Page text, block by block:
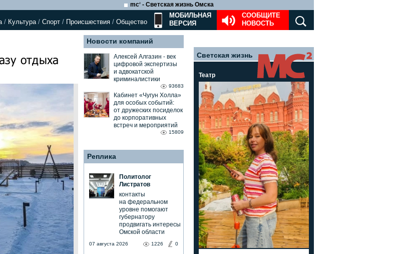
mc2 - Светская жизнь Омска
/ Культура/ Спорт / Происшествия / Общество
СООБЩИТЕ
НОВОСТЬ
МОБИЛЬНАЯ
ВЕРСИЯ
отдыха
Новости компаний
Алексей Алгазин ⁃ век
цифровой экспертизы
и адвокатской
криминалистики
93683
Кабинет «Чугун Холла»
для особых событий:
от дружеских посиделок
до корпоративных
встреч и мероприятий
15809
Реплика
Политолог
Листратов
контакты
на федеральном
уровне помогают
губернатору
продвигать интересы
Омской области
1226 0
07 августа 2026
Светская жизнь
Театр